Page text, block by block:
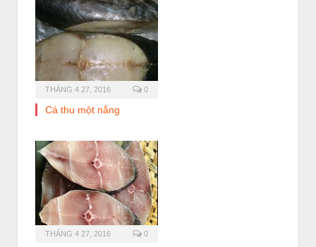
THÁNG 4 27, 2016 0
Cá thu một nắng
THÁNG 4 27, 2016 0